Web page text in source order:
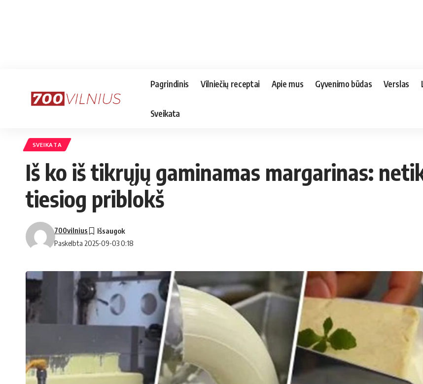
Pagrindinis Vilniečių receptai Apie mus Gyvenimo būdas Verslas
Sveikata
SVEIKATA
Iš ko iš tikrųjų gaminamas margarinas:
tiesiog priblokš
Paskelbta 2025-09-03 0:18
700vilnius